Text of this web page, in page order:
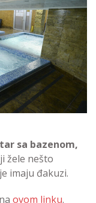
sa bazenom,
žele nešto
imaju đakuzi.
ovom linku.